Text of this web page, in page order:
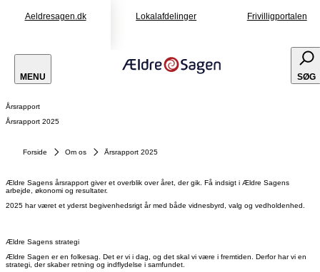
Aeldresagen.dk Lokalafdelinger Frivilligportalen
MENU SØG
Årsrapport
Årsrapport 2025
Forside Om os Årsrapport 2025
Ældre Sagens årsrapport giver et overblik over året, der gik. Få indsigt i Ældre Sagens
arbejde, økonomi og resultater.
2025 har været et yderst begivenhedsrigt år med både vidnesbyrd, valg og vedholdenhed.
Ældre Sagens strategi
Ældre Sagen er en folkesag. Det er vi i dag, og det skal vi være i fremtiden. Derfor har vi en
strategi, der skaber retning og indflydelse i samfundet.